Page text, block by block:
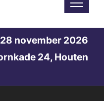
november 2026
24, Houten